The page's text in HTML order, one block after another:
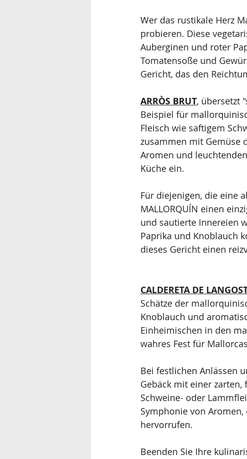
Wer das rustikale Herz
probieren. Diese
Auberginen und roter
Tomatensoße und
Gericht, das den
ARRÒS BRUT, übersetzt
Beispiel für
Fleisch wie saftigem
zusammen mit Gemüse
Aromen und
Küche ein.
Für diejenigen, die eine
MALLORQUÍN einen
und sautierte Innereien
Paprika und Knoblauch
dieses Gericht einen
CALDERETA DE
Schätze der
Knoblauch und
Einheimischen in den
wahres Fest für
Bei festlichen Anlässen
Gebäck mit einer
Schweine- oder
Symphonie von
hervorrufen.
Beenden Sie Ihre